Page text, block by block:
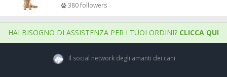
380 followers
HAI BISOGNO DI ASSISTENZA PER I TUOI ORDINI? CLICCA QUI
Il social network degli amanti dei cani